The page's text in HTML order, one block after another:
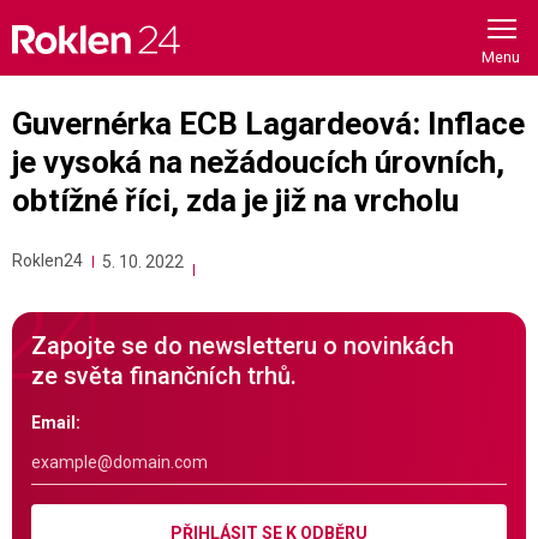
content
Guvernérka ECB Lagardeová: Inflace
je vysoká na nežádoucích úrovních,
obtížné říci, zda je již na vrcholu
Roklen24 5. 10. 2022
Zapojte se do newsletteru o novinkách
ze světa finančních trhů.
Email:
PŘIHLÁSIT SE K ODBĚRU